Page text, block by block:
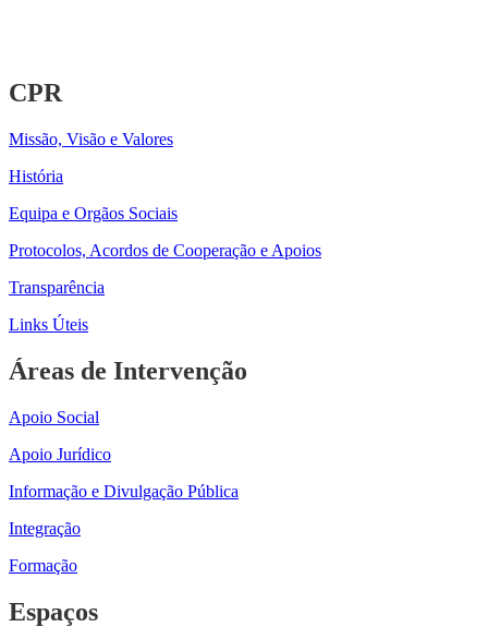
CPR
Missão, Visão e Valores
História
Equipa e Orgãos Sociais
Protocolos, Acordos de Cooperação e Apoios
Transparência
Links Úteis
Áreas de Intervenção
Apoio Social
Apoio Jurídico
Informação e Divulgação Pública
Integração
Formação
Espaços